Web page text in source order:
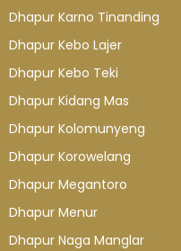
Dhapur Karno Tinanding
Dhapur Kebo Lajer
Dhapur Kebo Teki
Dhapur Kidang Mas
Dhapur Kolomunyeng
Dhapur Korowelang
Dhapur Megantoro
Dhapur Menur
Dhapur Naga Manglar